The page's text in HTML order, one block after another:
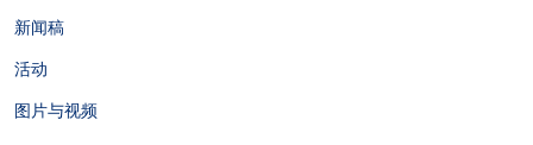
新闻稿
活动
图片与视频